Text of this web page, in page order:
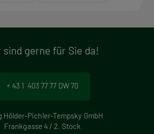
sind gerne für Sie da!
+ 43 1 403 77 77 DW 70
Hölder-Pichler-Tempsky GmbH
Frankgasse 4 / 2. Stock